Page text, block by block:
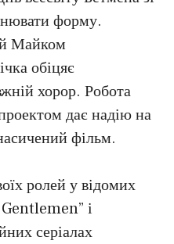
форму.
Майком
обіцяє
хорор. Робота
дає надію на
фільм.
ролей у відомих
і
серіалах